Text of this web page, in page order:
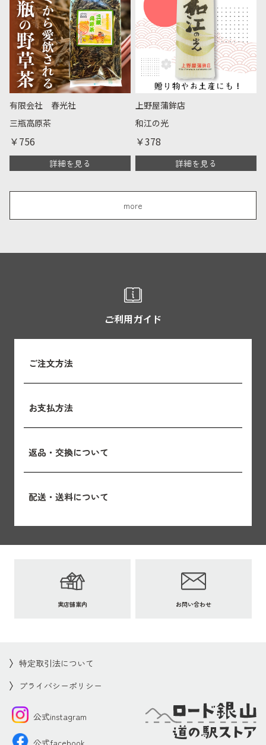
有限会社 春光社
三瓶高原茶
￥756
詳細を見る
上野屋蒲鉾店
和江の光
￥378
詳細を見る
more
ご利用ガイド
ご注文方法
お支払方法
返品・交換について
配送・送料について
実店舗案内 お問い合わせ
特定取引法について
プライバシーポリシー
公式instagram
公式facebook